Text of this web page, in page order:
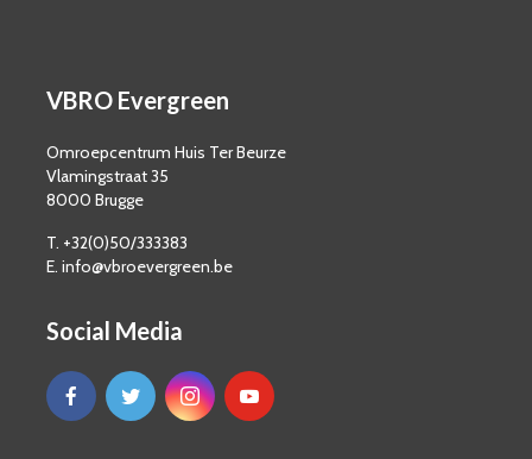
VBRO Evergreen
Omroepcentrum Huis Ter Beurze
Vlamingstraat 35
8000 Brugge
T. +32(0)50/333383
E. info@vbroevergreen.be
Social Media